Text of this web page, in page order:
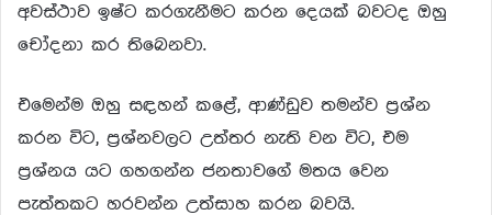
අවස්ථාව ඉෂ්ට කරගැනීමට කරන දෙයක් බවටද ඔහු
චෝදනා කර තිබෙනවා.
එමෙන්ම ඔහු සඳහන් කළේ, ආණ්ඩුව තමන්ව ප්‍රශ්න
කරන විට, ප්‍රශ්නවලට උත්තර නැති වන විට, එම
ප්‍රශ්නය යට ගහගන්න ජනතාවගේ මතය වෙන
පැත්තකට හරවන්න උත්සාහ කරන බවයි.